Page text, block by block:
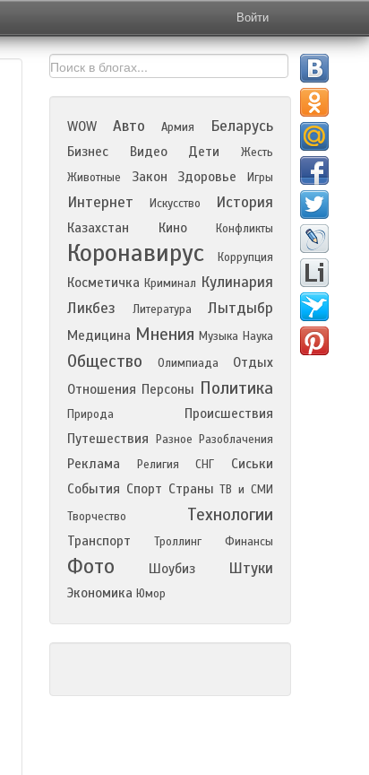
Войти
WOW Авто Армия Беларусь
Бизнес Видео Дети
Жесть
Животные
Закон Здоровье Игры
Интернет Искусство История
Казахстан Кино Конфликты
Коронавирус Коррупция
Косметичка Криминал Кулинария
Ликбез
Литература Лытдыбр
Медицина Мнения Музыка Наука
Общество Олимпиада
Отдых
Отношения Персоны Политика
Природа
Происшествия
Путешествия
Разное Разоблачения
Реклама Религия СНГ
Сиськи
События Спорт Страны ТВ и СМИ
Творчество
Технологии
Транспорт Троллинг Финансы
Фото Шоубиз Штуки
Экономика Юмор